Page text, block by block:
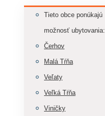
Tieto obce ponúkajú
možnosť ubytovania:
Čerhov
Malá Tŕňa
Veľaty
Veľká Tŕňa
Viničky